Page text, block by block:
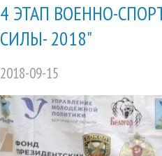
4 ЭТАП ВОЕННО-
СИЛЫ- 2018"
2018-09-15